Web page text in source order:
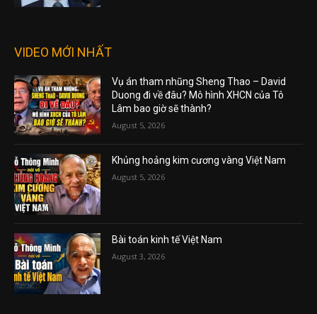
VIDEO MỚI NHẤT
Vụ án tham nhũng Sheng Thao – David
Duong đi về đâu? Mô hình XHCN của Tô
Lâm bao giờ sẽ thành?
August 5, 2026
Khủng hoảng kim cương vàng Việt Nam
August 5, 2026
Bài toán kinh tế Việt Nam
August 3, 2026